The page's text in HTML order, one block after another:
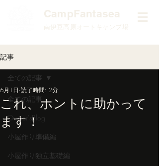
​CampFantasea
南伊豆高原オートキャンプ場
記事
全ての記事
Owner'sBlog
小屋作り準備編
小屋作り独立基礎編
全ての記事
これ、ホントに助かって
ます！
6月1日 読了時間: 2分